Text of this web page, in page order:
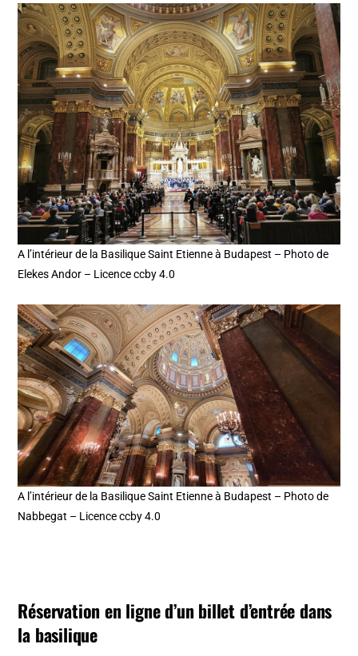
A l’intérieur de la Basilique Saint Etienne à Budapest – Photo de
Elekes Andor – Licence ccby 4.0
A l’intérieur de la Basilique Saint Etienne à Budapest – Photo de
Nabbegat – Licence ccby 4.0
Réservation en ligne d’un billet d’entrée dans
la basilique